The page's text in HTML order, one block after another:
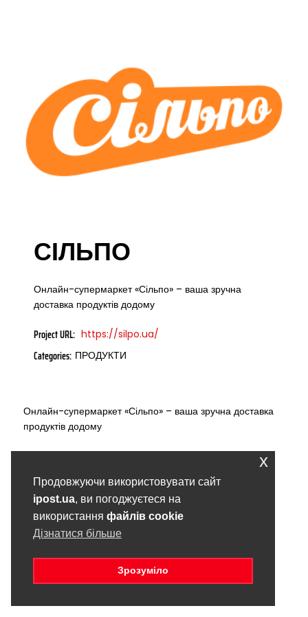
СІЛЬПО
Онлайн-супермаркет «Сільпо» – ваша зручна
доставка продуктів додому
Project URL: https://silpo.ua/
Categories: ПРОДУКТИ
Онлайн-супермаркет «Сільпо» – ваша зручна доставка
продуктів додому
Продовжуючи використовувати сайт
ipost.ua, ви погоджуєтеся на
використання файлів cookie
Дізнатися більше
Зрозуміло
x